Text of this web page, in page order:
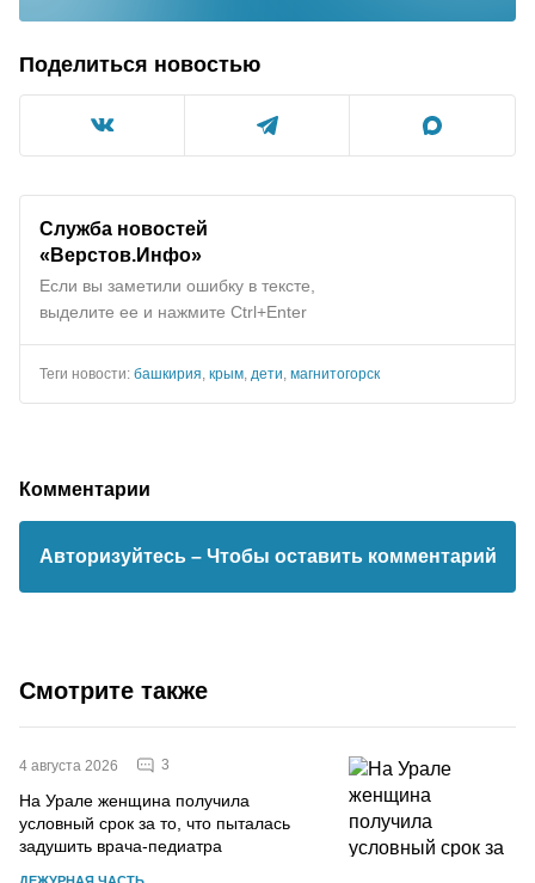
Поделиться новостью
Служба новостей
«Верстов.Инфо»
Если вы заметили ошибку в тексте,
выделите ее и нажмите Ctrl+Enter
Теги новости: башкирия крым дети магнитогорск
Комментарии
Авторизуйтесь – Чтобы оставить комментарий
Смотрите также
4 августа 2026 3
На Урале женщина получила
условный срок за то, что пыталась
задушить врача-педиатра
ДЕЖУРНАЯ ЧАСТЬ